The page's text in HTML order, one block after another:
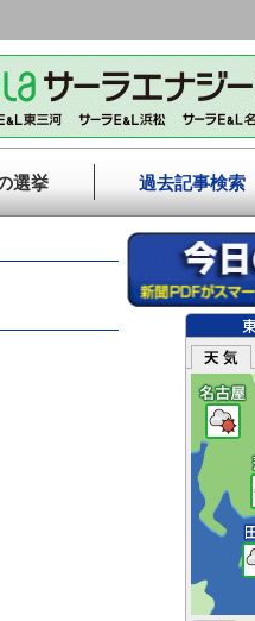
選挙 過去記事検索